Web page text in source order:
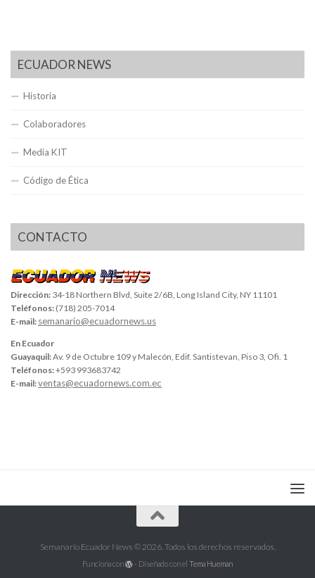
ECUADOR NEWS
Historia
Colaboradores
Media KIT
Código de Ética
CONTACTO
Dirección: 34-18 Northern Blvd, Suite 2/6B, Long Island City, NY 11101
Teléfonos: (718) 205-7014
E-mail: semanario@ecuadornews.us
En Ecuador
Guayaquil:Av. 9 de Octubre 109 y Malecón, Edif. Santistevan, Piso 3, Ofi. 1
Teléfonos:+593 993683742
E-mail:ventas@ecuadornews.com.ec
Semanario Ecuador News © 2026. Todos los derechos reservados.
Funciona con - Diseñado con el Tema Hueman